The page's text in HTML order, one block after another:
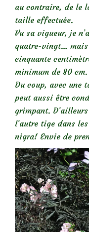
au contraire, de le
taille effectuée.
Vu sa vigueur, je
quatre-vingt… mais
cinquante
minimum de 80 cm.
Du coup, avec une
peut aussi être
grimpant.
l’autre tige dans
nigra! Envie de